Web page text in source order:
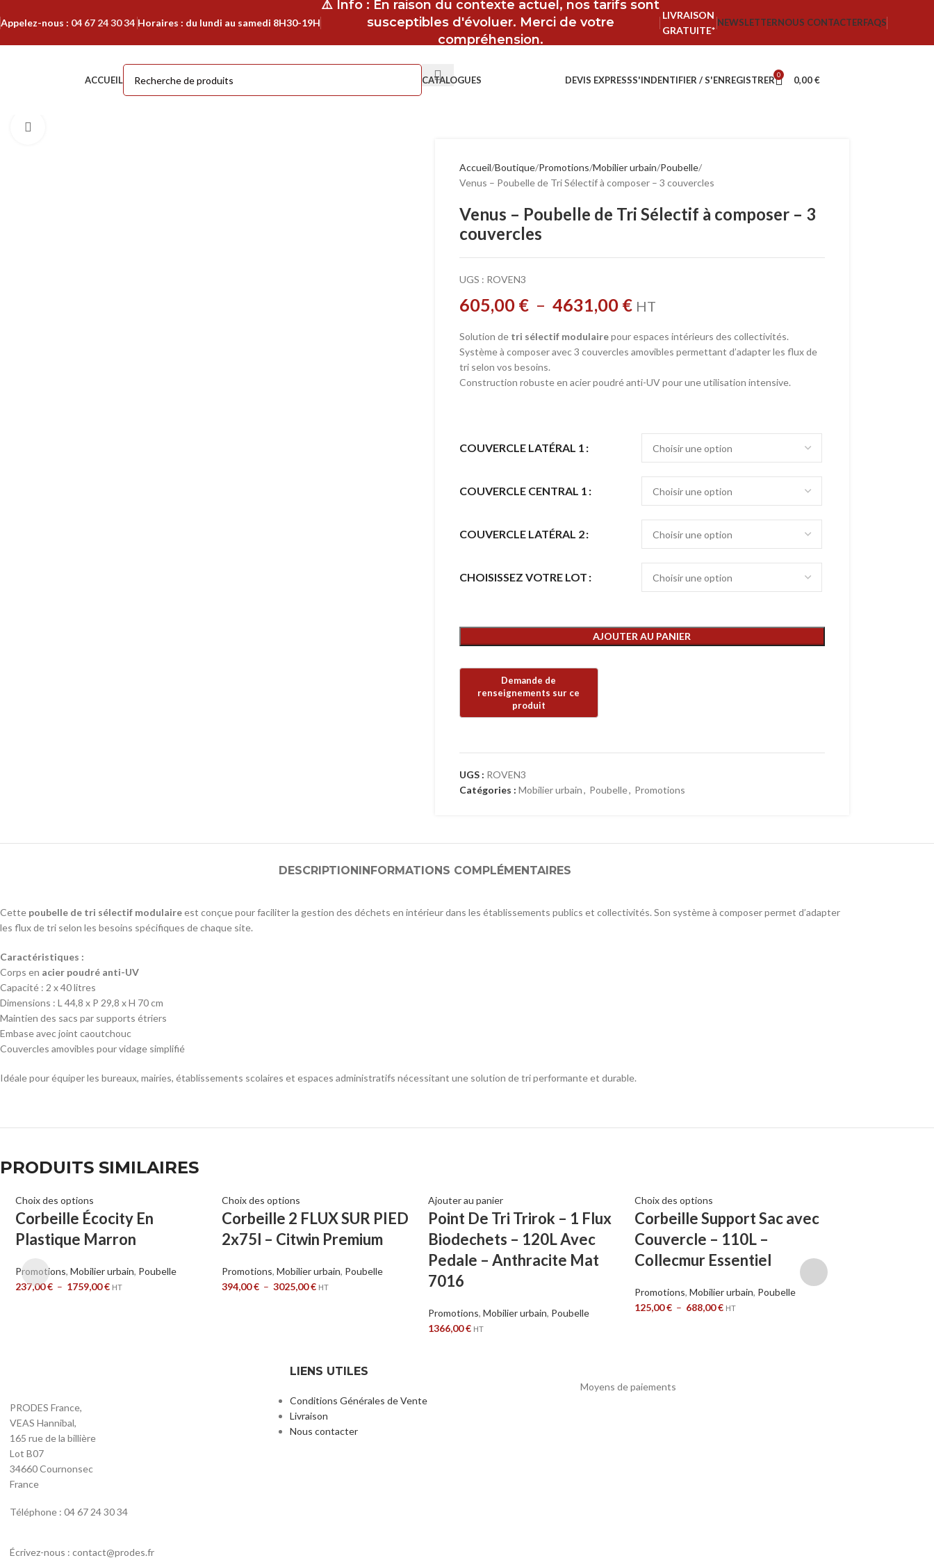
Appelez-nous : 04 67 24 30 34 Horaires : du lundi au samedi 8H30-19H
⚠️ Info : En raison du contexte actuel, nos tarifs sont
susceptibles d'évoluer. Merci de votre
compréhension.
LIVRAISON
GRATUITE*
NEWSLETTERNOUS CONTACTERFAQS
ACCUEIL CATALOGUES DEVIS EXPRESSS'INDENTIFIER / S'ENREGISTRER 0 0,00€
Accueil Boutique Promotions Mobilier urbain Poubelle
Venus – Poubelle de Tri Sélectif à composer – 3 couvercles
Venus – Poubelle de Tri Sélectif à composer – 3
couvercles
UGS : ROVEN3
605,00 € – 4631,00 € HT
Solution de tri sélectif modulairepour espaces intérieurs des collectivités.
Système à composer avec 3 couvercles amovibles permettant d’adapter les flux de
tri selon vos besoins.
Construction robuste en acier poudré anti-UV pour une utilisation intensive.
COUVERCLE LATÉRAL 1
COUVERCLE CENTRAL 1
COUVERCLE LATÉRAL 2
CHOISISSEZ VOTRE LOT
AJOUTER AU PANIER
UGS : ROVEN3
Catégories : Mobilier urbain, Poubelle, Promotions
DESCRIPTIONINFORMATIONS COMPLÉMENTAIRES
Cette poubelle de tri sélectif modulaireest conçue pour faciliter la gestion des déchets en intérieur dans les établissements publics et collectivités. Son système à composer permet d’adapter
les flux de tri selon les besoins spécifiques de chaque site.
Caractéristiques :
Corps en acier poudré anti-UV
Capacité : 2 x 40 litres
Dimensions : L 44,8 x P 29,8 x H 70 cm
Maintien des sacs par supports étriers
Embase avec joint caoutchouc
Couvercles amovibles pour vidage simplifié
Idéale pour équiper les bureaux, mairies, établissements scolaires et espaces administratifs nécessitant une solution de tri performante et durable.
PRODUITS SIMILAIRES
Choix des options
Corbeille Écocity En
Plastique Marron
Promotions, Mobilier urbain, Poubelle
237,00€ – 1759,00€ HT
Choix des options
Corbeille 2 FLUX SUR PIED
2x75l – Citwin Premium
Promotions, Mobilier urbain, Poubelle
394,00€ – 3025,00€ HT
Ajouter au panier
Point De Tri Trirok – 1 Flux
Biodechets – 120L Avec
Pedale – Anthracite Mat
7016
Promotions, Mobilier urbain, Poubelle
1366,00€ HT
Choix des options
Corbeille Support Sac avec
Couvercle – 110L –
Collecmur Essentiel
Promotions,Mobilier urbain, Poubelle
125,00€ – 688,00€ HT
PRODES France,
VEAS Hannibal,
165 rue de la billière
Lot B07
34660 Cournonsec
France
Téléphone : 04 67 24 30 34
Écrivez-nous : contact@prodes.fr
LIENS UTILES
Conditions Générales de Vente
Livraison
Nous contacter
Moyens de paiements